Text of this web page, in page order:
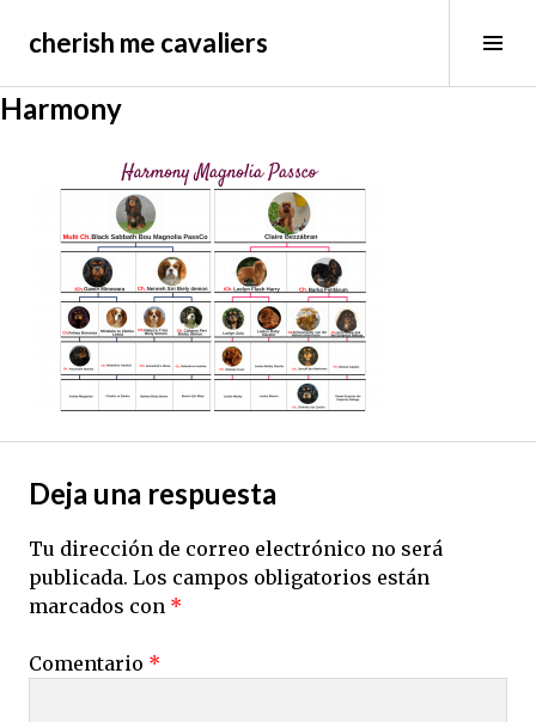
cherish me cavaliers
Harmony
Deja una respuesta
Tu dirección de correo electrónico no será
publicada. Los campos obligatorios están
marcados con *
Comentario *